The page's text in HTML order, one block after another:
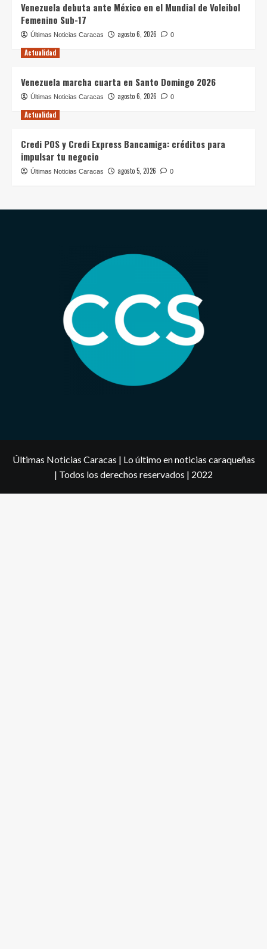
Venezuela debuta ante México en el Mundial de Voleibol
Femenino Sub-17
Últimas Noticias Caracas agosto 6, 2026 0
Actualidad
Venezuela marcha cuarta en Santo Domingo 2026
Últimas Noticias Caracas agosto 6, 2026 0
Actualidad
Credi POS y Credi Express Bancamiga: créditos para
impulsar tu negocio
Últimas Noticias Caracas agosto 5, 2026 0